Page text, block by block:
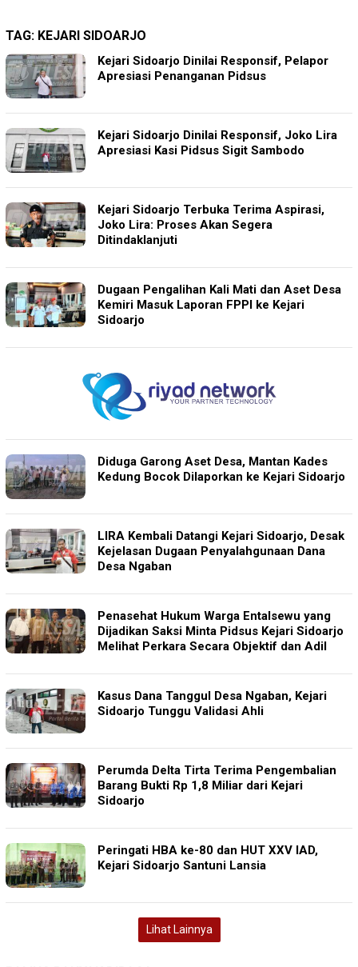
TAG: KEJARI SIDOARJO
Kejari Sidoarjo Dinilai Responsif, Pelapor
Apresiasi Penanganan Pidsus
Kejari Sidoarjo Dinilai Responsif, Joko Lira
Apresiasi Kasi Pidsus Sigit Sambodo
Kejari Sidoarjo Terbuka Terima Aspirasi,
Joko Lira: Proses Akan Segera
Ditindaklanjuti
Dugaan Pengalihan Kali Mati dan Aset Desa
Kemiri Masuk Laporan FPPI ke Kejari
Sidoarjo
Diduga Garong Aset Desa, Mantan Kades
Kedung Bocok Dilaporkan ke Kejari Sidoarjo
LIRA Kembali Datangi Kejari Sidoarjo, Desak
Kejelasan Dugaan Penyalahgunaan Dana
Desa Ngaban
Penasehat Hukum Warga Entalsewu yang
Dijadikan Saksi Minta Pidsus Kejari Sidoarjo
Melihat Perkara Secara Objektif dan Adil
Kasus Dana Tanggul Desa Ngaban, Kejari
Sidoarjo Tunggu Validasi Ahli
Perumda Delta Tirta Terima Pengembalian
Barang Bukti Rp 1,8 Miliar dari Kejari
Sidoarjo
Peringati HBA ke-80 dan HUT XXV IAD,
Kejari Sidoarjo Santuni Lansia
Lihat Lainnya